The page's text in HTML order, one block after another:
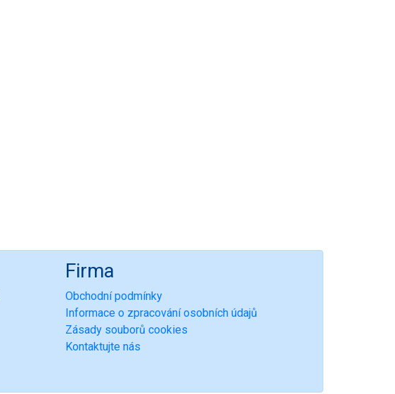
Firma
Obchodní podmínky
Informace o zpracování osobních údajů
Zásady souborů cookies
Kontaktujte nás